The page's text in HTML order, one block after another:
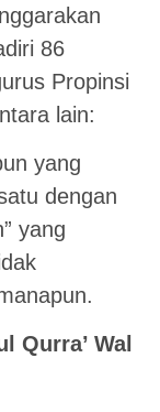
86
Propinsi
lain:
yang
dengan
yang
Qurra’ Wal